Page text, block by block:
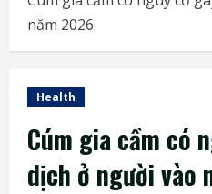
năm 2026
Health
Cúm gia cầm có
dịch ở người vào